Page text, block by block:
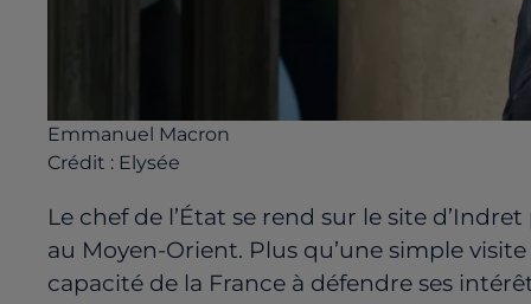
Emmanuel Macron
Crédit : Elysée
Le chef de l’État se rend sur le site d’Indret
au Moyen-Orient. Plus qu’une simple visite
capacité de la France à défendre ses